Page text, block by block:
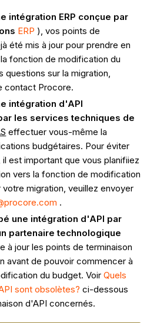
intégration ERP conçue par
ERP ), vos points de
été mis à jour pour prendre en
fonction de modification du
questions sur la migration,
contact Procore.
intégration d'API
les services techniques de
effectuer vous-même la
budgétaires. Pour éviter
est important que vous planifiiez
vers la fonction de modification
migration, veuillez envoyer
.
une intégration d'API par
partenaire technologique
à jour les points de terminaison
avant de pouvoir commencer à
du budget. VoirQuels
sont obsolètes? ci-dessous
d'API concernés.